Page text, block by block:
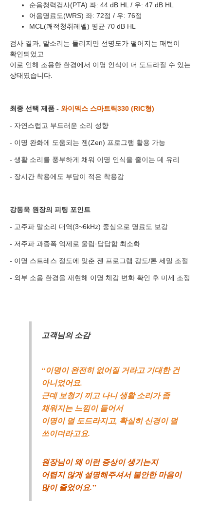
순음청력검사(PTA) 좌: 44 dB HL / 우: 47 dB HL
어음명료도(WRS) 좌: 72점 / 우: 76점
MCL(쾌적청취레벨) 평균 70 dB HL
검사 결과, 말소리는 들리지만 선명도가 떨어지는 패턴이
확인되었고
이로 인해 조용한 환경에서 이명 인식이 더 도드라질 수 있는
상태였습니다.
최종 선택 제품 - 와이덱스 스마트릭330 (RIC형)
- 자연스럽고 부드러운 소리 성향
- 이명 완화에 도움되는 젠(Zen) 프로그램 활용 가능
- 생활 소리를 풍부하게 채워 이명 인식을 줄이는 데 유리
- 장시간 착용에도 부담이 적은 착용감
강동욱 원장의 피팅 포인트
- 고주파 말소리 대역(3~6kHz) 중심으로 명료도 보강
- 저주파 과증폭 억제로 울림·답답함 최소화
- 이명 스트레스 정도에 맞춘 젠 프로그램 강도/톤 세밀 조절
- 외부 소음 환경을 재현해 이명 체감 변화 확인 후 미세 조정
고객님의 소감
“이명이 완전히 없어질 거라고 기대한 건
아니었어요.
근데 보청기 끼고 나니 생활 소리가 좀
채워지는 느낌이 들어서
이명이 덜 도드라지고, 확실히 신경이 덜
쓰이더라고요.
원장님이 왜 이런 증상이 생기는지
어렵지 않게 설명해주셔서 불안한 마음이
많이 줄었어요.”
이름
연락처 - -
센터
예약시간
분야
개인정보 수집, 이용에 동의합니다.
[자세히보기]